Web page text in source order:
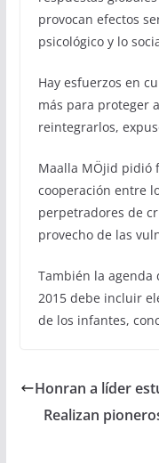
provocan efectos
psicológico y lo
Hay esfuerzos en
más para proteger
reintegrarlos,
Maalla MÖjid pidió
cooperación entre
perpetradores de
provecho de las
También la agenda
2015 debe incluir
de los infantes,
Honran a líder
Realizan